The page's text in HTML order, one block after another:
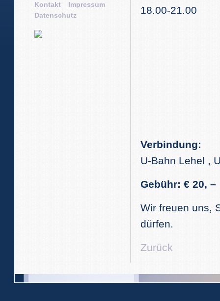
Kontakt
Impressum
Datenschutz
18.00-21.00
Verbindung:
U-Bahn Lehel ,
Gebühr: € 20, –
Wir freuen uns,
dürfen.
Zurück